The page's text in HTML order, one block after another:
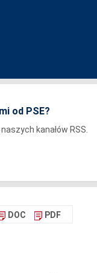
od PSE?
kanałów RSS.
DOC PDF